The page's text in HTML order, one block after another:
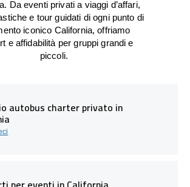
Da eventi privati a viaggi d’affari,
e tour guidati di ogni punto di
iconico California, offriamo
e affidabilità per gruppi grandi e
piccoli.
autobus charter privato in